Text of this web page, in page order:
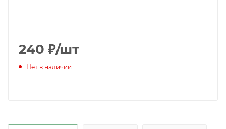
240 ₽/шт
Нет в наличии